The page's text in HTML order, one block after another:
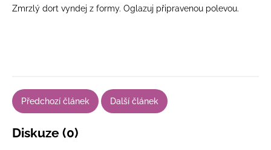
Zmrzlý dort vyndej z formy. Oglazuj připravenou polevou.
Předchozí článek Další článek
Diskuze (0)